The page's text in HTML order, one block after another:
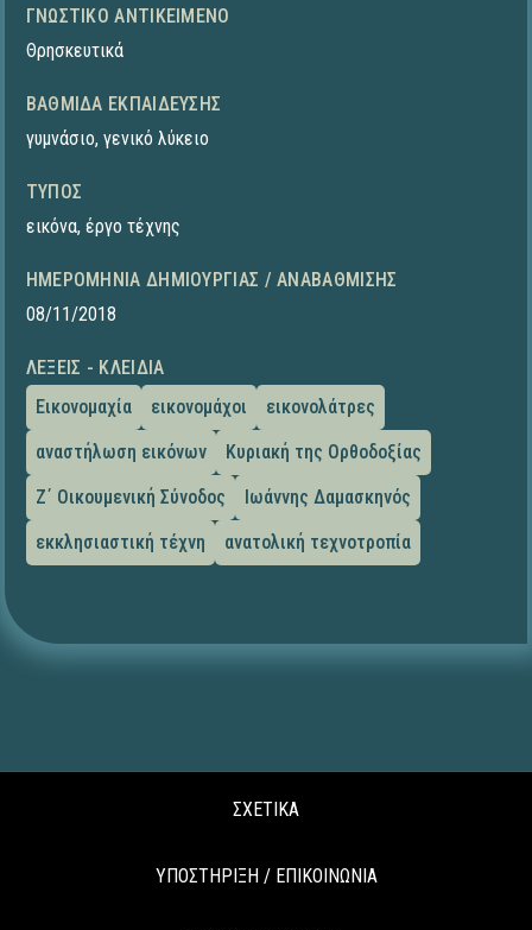
ΓΝΩΣΤΙΚΌ ΑΝΤΙΚΕΊΜΕΝΟ
Θρησκευτικά
ΒΑΘΜΊΔΑ ΕΚΠΑΊΔΕΥΣΗΣ
γυμνάσιο, γενικό λύκειο
ΤΎΠΟΣ
εικόνα, έργο τέχνης
ΗΜΕΡΟΜΗΝΊΑ ΔΗΜΙΟΥΡΓΊΑΣ / ΑΝΑΒΆΘΜΙΣΗΣ
08/11/2018
ΛΈΞΕΙΣ - ΚΛΕΙΔΙΆ
Εικονομαχία
εικονομάχοι
εικονολάτρες
αναστήλωση εικόνων
Κυριακή της Ορθοδοξίας
Ζ΄ Οικουμενική Σύνοδος
Ιωάννης Δαμασκηνός
εκκλησιαστική τέχνη
ανατολική τεχνοτροπία
ΣΧΕΤΙΚΑ
ΥΠΟΣΤΗΡΙΞΗ / ΕΠΙΚΟΙΝΩΝΙΑ